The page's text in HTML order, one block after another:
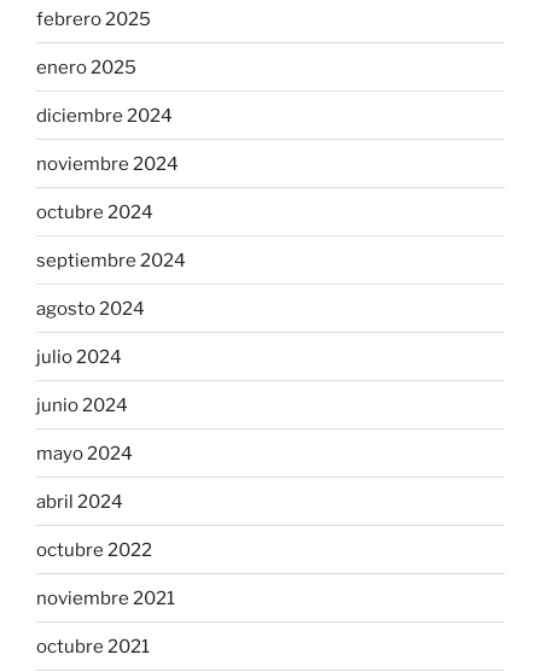
febrero 2025
enero 2025
diciembre 2024
noviembre 2024
octubre 2024
septiembre 2024
agosto 2024
julio 2024
junio 2024
mayo 2024
abril 2024
octubre 2022
noviembre 2021
octubre 2021